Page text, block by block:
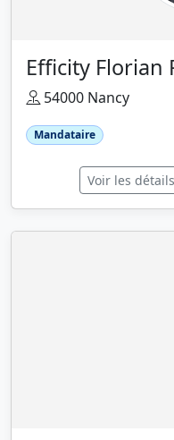
Efficity Florian
54000 Nancy
Mandataire
Voir les détails